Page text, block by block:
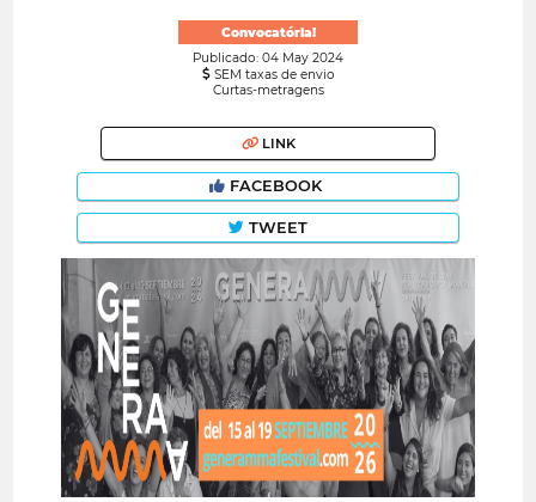
Convocatória!
Publicado: 04 May 2024
SEM taxas de envio
Curtas-metragens
LINK
FACEBOOK
TWEET